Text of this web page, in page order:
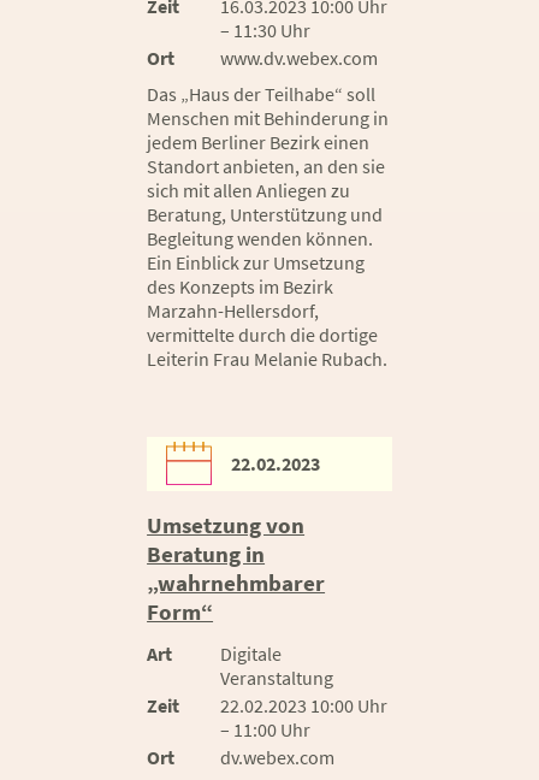
Zeit
16.03.2023 10:00 Uhr
– 11:30 Uhr
Ort
www.dv.webex.com
Das „Haus der Teilhabe“ soll
Menschen mit Behinderung in
jedem Berliner Bezirk einen
Standort anbieten, an den sie
sich mit allen Anliegen zu
Beratung, Unterstützung und
Begleitung wenden können.
Ein Einblick zur Umsetzung
des Konzepts im Bezirk
Marzahn-Hellersdorf,
vermittelte durch die dortige
Leiterin Frau Melanie Rubach.
22.02.2023
Umsetzung von
Beratung in
„wahrnehmbarer
Form“
Art
Digitale
Veranstaltung
Zeit
22.02.2023 10:00 Uhr
– 11:00 Uhr
Ort
dv.webex.com